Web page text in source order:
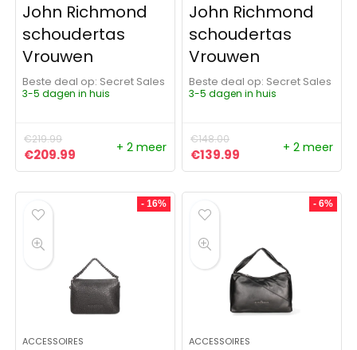
John Richmond
schoudertas
Vrouwen
Beste deal op:
Secret Sales
3-5 dagen in huis
€219.99
Oorspronkelijke prijs was: €219.99.
€209.99 Huidige prijs is: €209.99.
+ 2 meer
John Richmond
schoudertas
Vrouwen
Beste deal op:
Secret Sales
3-5 dagen in huis
€148.00
Oorspronkelijke prijs was:
€139.99 Huidige prijs is:
+ 2 meer
- 16%
ACCESSOIRES
- 6%
ACCESSOIRES